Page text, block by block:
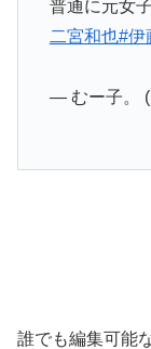
普通に元女
二宮和也#伊
— むー子。
誰でも編集可能